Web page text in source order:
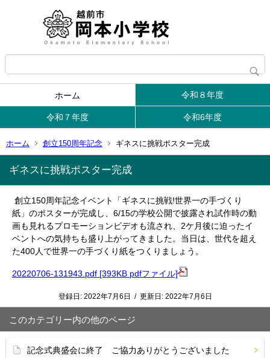
ホーム 令和８年度
令和７年度 令和6年度
ホーム 創立150周年記念 ギネスに挑戦ポスター完成
ギネスに挑戦ポスター完成
創立150周年記念イベント「ギネスに挑戦!世界一の手づくり
紙」のポスターが完成し、6/15の学校公開で披露され試作時の動
画も見れるプロモーションビデオも流され、2ケ月後に迫ったイ
ベントへの気持ちも盛り上がってきました。当日は、世代を超え
た400人で世界一の手づくり紙をつくりましょう。
20220706-131943.pdf [393KB pdfファイル]
登録日: 2022年7月6日 / 更新日: 2022年7月6日
このカテゴリー内の他のページ
記念式典盛会に終了 ご協力ありがとうございました